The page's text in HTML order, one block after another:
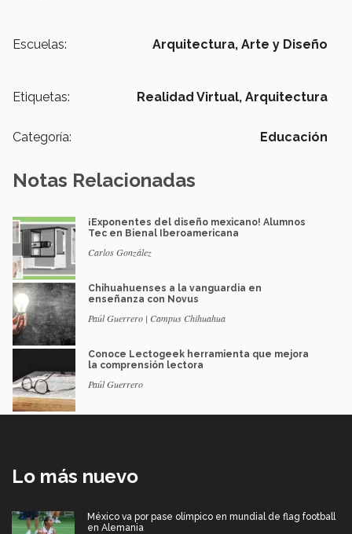
Escuelas: Arquitectura, Arte y Diseño
Etiquetas: Realidad Virtual, Arquitectura
Categoría: Educación
Notas Relacionadas
¡Exponentes del diseño mexicano! Alumnos
Tec en Bienal Iberoamericana
Carlos González
Chihuahuenses a la vanguardia en
enseñanza con Novus
Paúl Guerrero | Campus Chihuahua
Conoce Lectogeek herramienta que mejora
la comprensión lectora
Paúl Guerrero
Lo más nuevo
México va por pase olímpico en mundial de flag football
en Alemania